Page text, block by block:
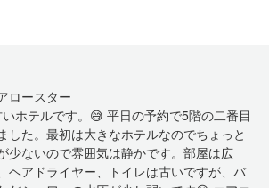
ロースター
ホテルです。😅 平日の予約で5階の二番目
した。最初は大きなホテルなのでちょっと
少ないので雰囲気は静かです。部屋は広
ヘアドライヤー、トイレは古いですが、バ